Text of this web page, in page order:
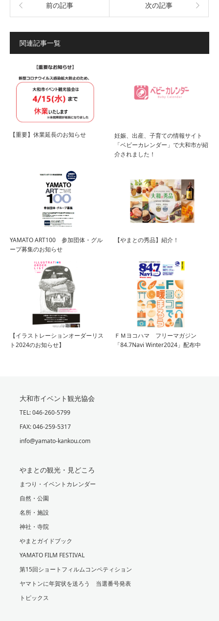
前の記事 次の記事
関連記事一覧
【重要】休業延長のお知らせ
妊娠、出産、子育ての情報サイト
「ベビーカレンダー」で大和市が紹
介されました！
YAMATO ART100 参加団体・グル
ープ募集のお知らせ
【やまとの秀品】紹介！
【イラストレーションオーダーリス
ト2024のお知らせ】
ＦＭヨコハマ フリーマガジン
「84.7Navi Winter2024」配布中
大和市イベント観光協会
TEL: 046-260-5799
FAX: 046-259-5317
info@yamato-kankou.com
やまとの観光・見どころ
まつり・イベントカレンダー
自然・公園
名所・施設
神社・寺院
やまとガイドブック
YAMATO FILM FESTIVAL
第15回ショートフィルムコンペティション
ヤマトンに年賀状を送ろう 当選番号発表
トピックス